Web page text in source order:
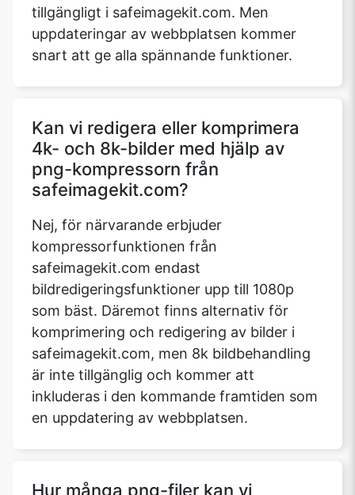
tillgängligt i safeimagekit.com. Men
uppdateringar av webbplatsen kommer
snart att ge alla spännande funktioner.
Kan vi redigera eller komprimera
4k- och 8k-bilder med hjälp av
png-kompressorn från
safeimagekit.com?
Nej, för närvarande erbjuder
kompressorfunktionen från
safeimagekit.com endast
bildredigeringsfunktioner upp till 1080p
som bäst. Däremot finns alternativ för
komprimering och redigering av bilder i
safeimagekit.com, men 8k bildbehandling
är inte tillgänglig och kommer att
inkluderas i den kommande framtiden som
en uppdatering av webbplatsen.
Hur många png-filer kan vi